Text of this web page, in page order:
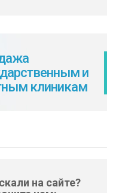
и
клиникам
на сайте?